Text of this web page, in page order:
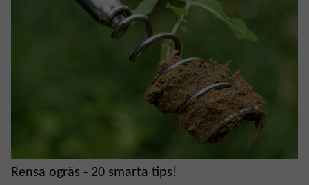
Rensa ogräs - 20 smarta tips!